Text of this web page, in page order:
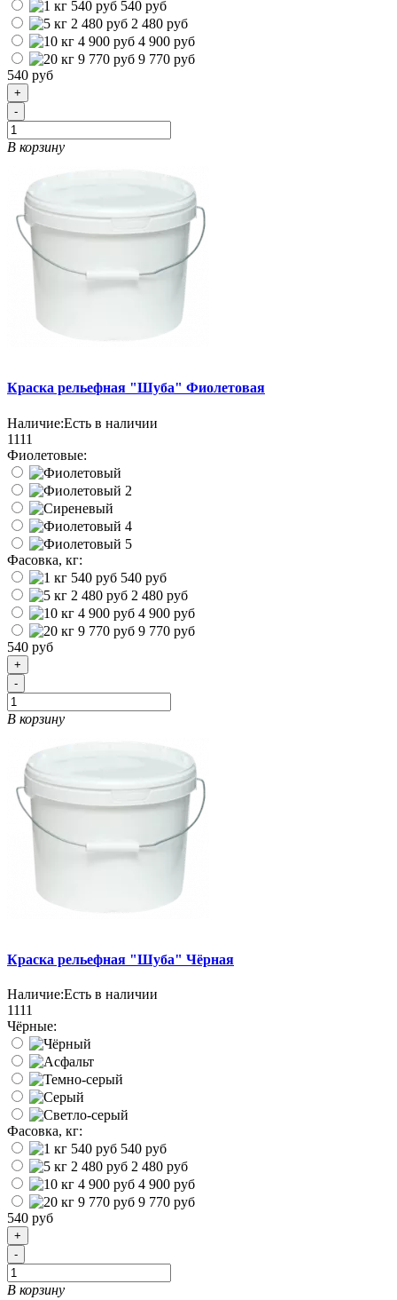
540 руб
2 480 руб
4 900 руб
9 770 руб
540 руб
+
-
В корзину
Краска рельефная "Шуба" Фиолетовая
Наличие:Есть в наличии
1111
Фиолетовые:
Фасовка, кг:
540 руб
2 480 руб
4 900 руб
9 770 руб
540 руб
+
-
В корзину
Краска рельефная "Шуба" Чёрная
Наличие:Есть в наличии
1111
Чёрные:
Фасовка, кг:
540 руб
2 480 руб
4 900 руб
9 770 руб
540 руб
+
-
В корзину